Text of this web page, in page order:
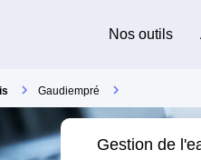
Nos outils
Gaudiempré
Gestion de